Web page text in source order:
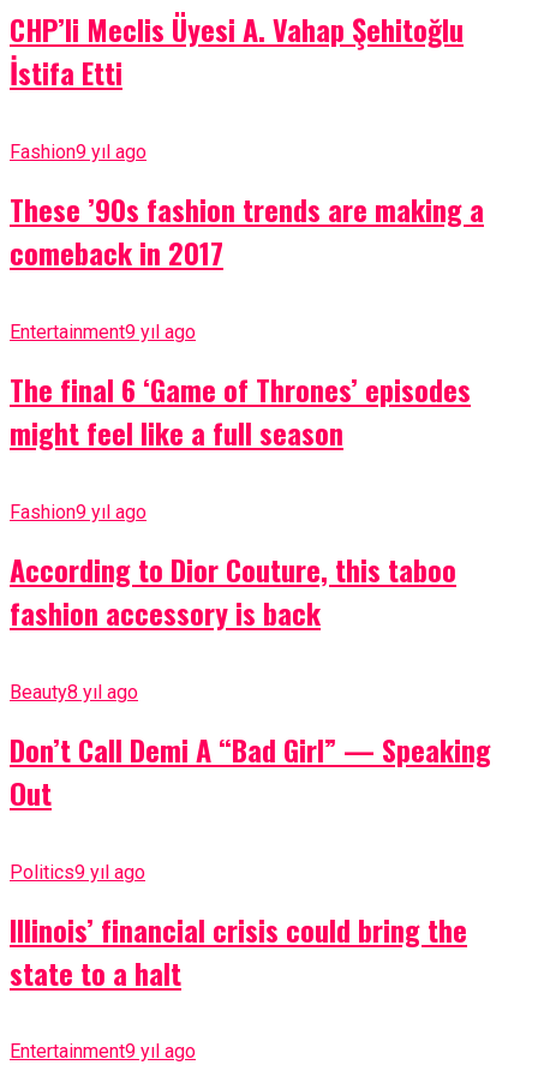
CHP’li Meclis Üyesi A. Vahap Şehitoğlu
İstifa Etti
Fashion9 yıl ago
These ’90s fashion trends are making a
comeback in 2017
Entertainment9 yıl ago
The final 6 ‘Game of Thrones’ episodes
might feel like a full season
Fashion9 yıl ago
According to Dior Couture, this taboo
fashion accessory is back
Beauty8 yıl ago
Don’t Call Demi A “Bad Girl” — Speaking
Out
Politics9 yıl ago
Illinois’ financial crisis could bring the
state to a halt
Entertainment9 yıl ago